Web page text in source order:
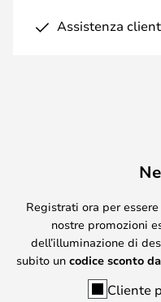
Assistenza
Registrati ora per
nostre promozioni
dell’illuminazione di
subito un codice sconto da
Cliente